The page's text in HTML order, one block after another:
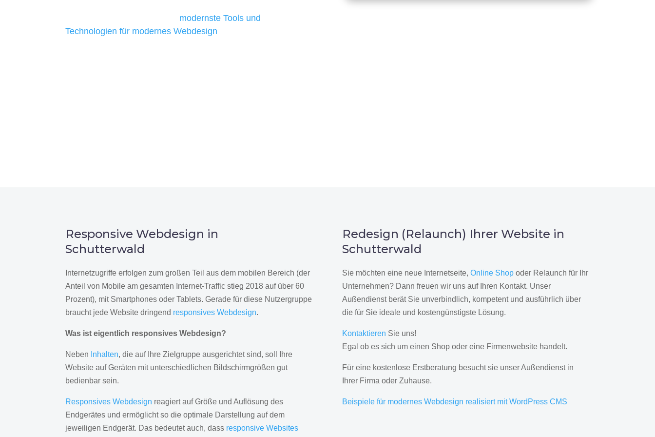
modernste Tools und
Technologien für modernes Webdesign
Responsive Webdesign in
Schutterwald
Internetzugriffe erfolgen zum großen Teil aus dem mobilen Bereich (der
Anteil von Mobile am gesamten Internet-Traffic stieg 2018 auf über 60
Prozent), mit Smartphones oder Tablets. Gerade für diese Nutzergruppe
braucht jede Website dringend responsives Webdesign.
Was ist eigentlich responsives Webdesign?
Neben Inhalten, die auf Ihre Zielgruppe ausgerichtet sind, soll Ihre
Website auf Geräten mit unterschiedlichen Bildschirmgrößen gut
bedienbar sein.
Responsives Webdesign reagiert auf Größe und Auflösung des
Endgerätes und ermöglicht so die optimale Darstellung auf dem
jeweiligen Endgerät. Das bedeutet auch, dass responsive Websites
Redesign (Relaunch) Ihrer Website in
Schutterwald
Sie möchten eine neue Internetseite, Online Shopoder Relaunch für Ihr
Unternehmen? Dann freuen wir uns auf Ihren Kontakt. Unser
Außendienst berät Sie unverbindlich, kompetent und ausführlich über
die für Sie ideale und kostengünstigste Lösung.
Kontaktieren Sie uns!
Egal ob es sich um einen Shop oder eine Firmenwebsite handelt.
Für eine kostenlose Erstberatung besucht sie unser Außendienst in
Ihrer Firma oder Zuhause.
Beispiele für modernes Webdesign realisiert mit WordPress CMS